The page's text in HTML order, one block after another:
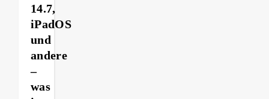
14.7,
iPadOS
und
andere
–
was